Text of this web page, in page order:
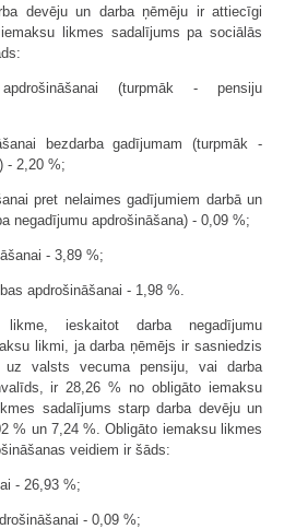
devēju un darba ņēmēju ir attiecīgi
likmes sadalījums pa sociālās
(turpmāk - pensiju
bezdarba gadījumam (turpmāk -
- 2,20 %;
pret nelaimes gadījumiem darbā un
negadījumu apdrošināšana) - 0,09 %;
- 3,89 %;
apdrošināšanai - 1,98 %.
ieskaitot darba negadījumu
likmi, ja darba ņēmējs ir sasniedzis
valsts vecuma pensiju, vai darba
ir 28,26 % no obligāto iemaksu
sadalījums starp darba devēju un
% un 7,24 %. Obligāto iemaksu likmes
veidiem ir šāds:
- 26,93 %;
- 0,09 %;